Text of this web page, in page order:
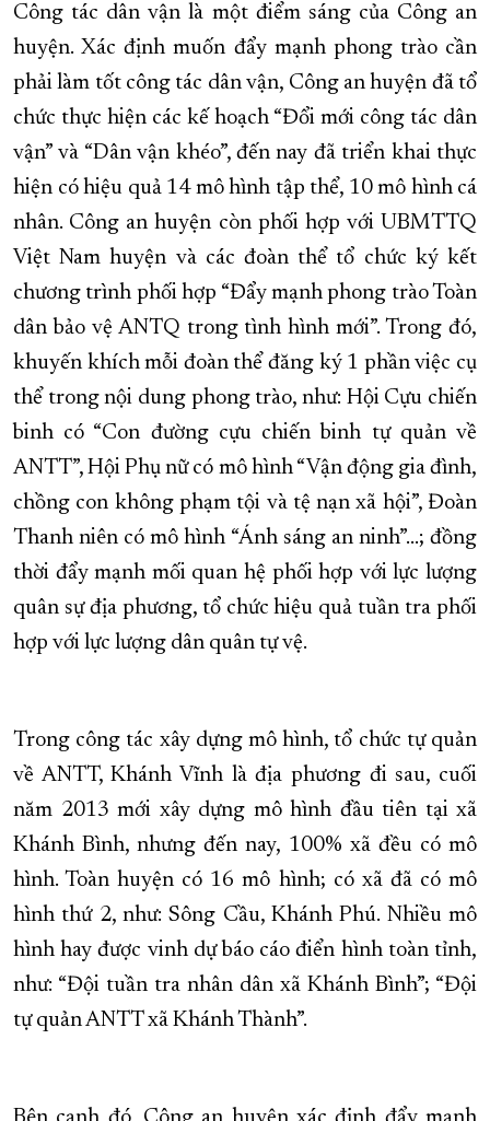
Công tác dân vận là một điểm sáng của Công an
huyện. Xác định muốn đẩy mạnh phong trào cần
phải làm tốt công tác dân vận, Công an huyện đã tổ
chức thực hiện các kế hoạch “Đổi mới công tác dân
vận” và “Dân vận khéo”, đến nay đã triển khai thực
hiện có hiệu quả 14 mô hình tập thể, 10 mô hình cá
nhân. Công an huyện còn phối hợp với UBMTTQ
Việt Nam huyện và các đoàn thể tổ chức ký kết
chương trình phối hợp “Đẩy mạnh phong trào Toàn
dân bảo vệ ANTQ trong tình hình mới”. Trong đó,
khuyến khích mỗi đoàn thể đăng ký 1 phần việc cụ
thể trong nội dung phong trào, như: Hội Cựu chiến
binh có “Con đường cựu chiến binh tự quản về
ANTT”, Hội Phụ nữ có mô hình “Vận động gia đình,
chồng con không phạm tội và tệ nạn xã hội”, Đoàn
Thanh niên có mô hình “Ánh sáng an ninh”…; đồng
thời đẩy mạnh mối quan hệ phối hợp với lực lượng
quân sự địa phương, tổ chức hiệu quả tuần tra phối
hợp với lực lượng dân quân tự vệ.
Trong công tác xây dựng mô hình, tổ chức tự quản
về ANTT, Khánh Vĩnh là địa phương đi sau, cuối
năm 2013 mới xây dựng mô hình đầu tiên tại xã
Khánh Bình, nhưng đến nay, 100% xã đều có mô
hình. Toàn huyện có 16 mô hình; có xã đã có mô
hình thứ 2, như: Sông Cầu, Khánh Phú. Nhiều mô
hình hay được vinh dự báo cáo điển hình toàn tỉnh,
như: “Đội tuần tra nhân dân xã Khánh Bình”; “Đội
tự quản ANTT xã Khánh Thành”.